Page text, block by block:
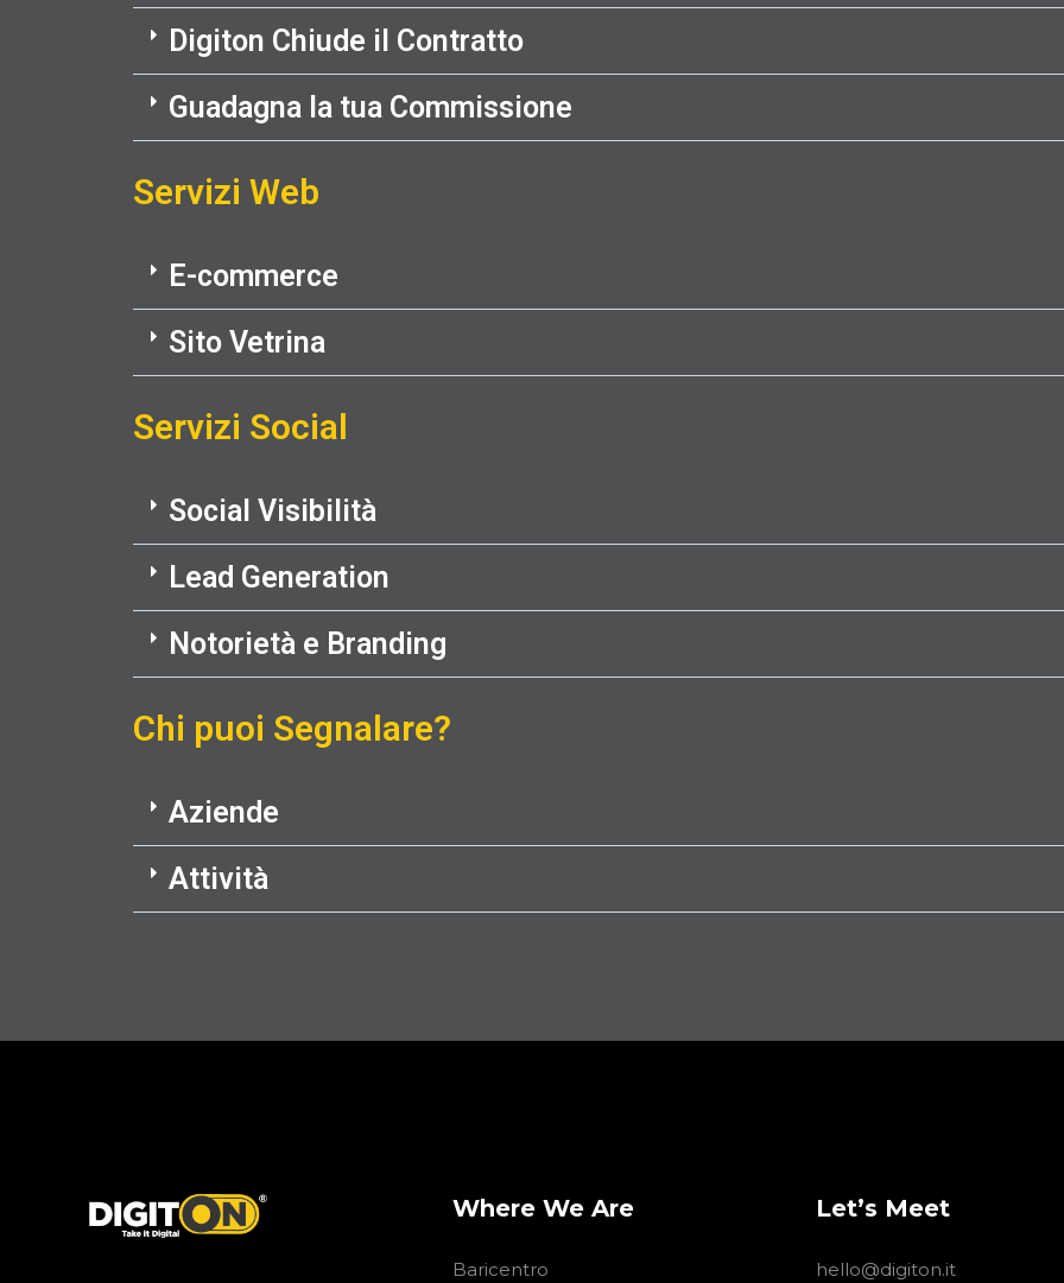
Digiton Chiude il Contratto
Guadagna la tua Commissione
Servizi Web
E-commerce
Sito Vetrina
Servizi Social
Social Visibilità
Lead Generation
Notorietà e Branding
Chi puoi Segnalare?
Aziende
Attività
Where We Are
Baricentro
Let’s Meet
hello@digiton.it